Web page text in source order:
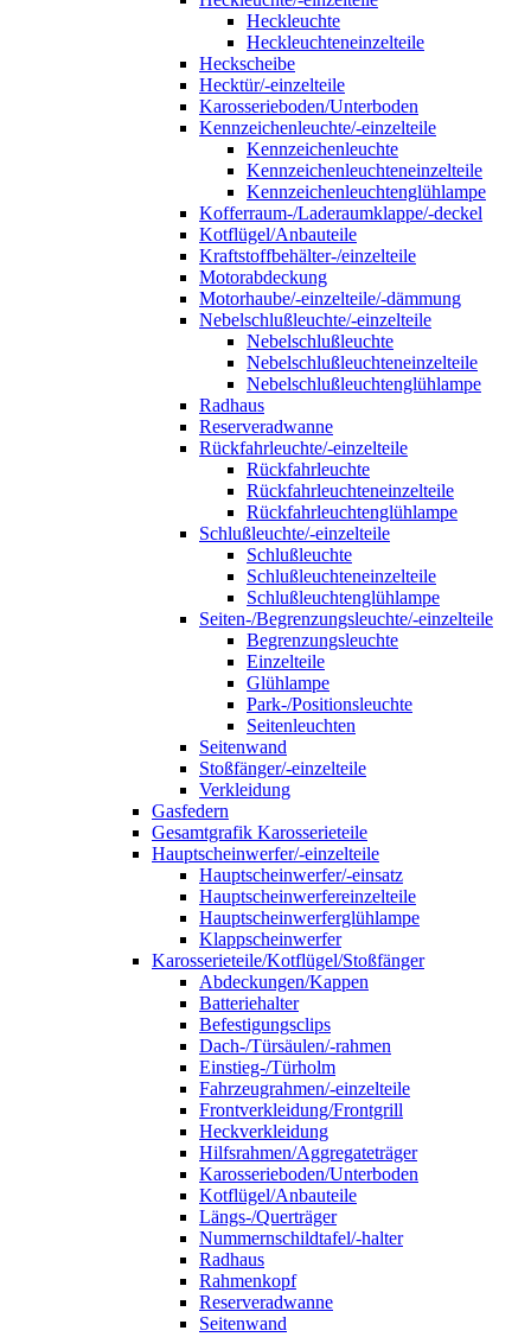
Heckleuchte
Heckleuchteneinzelteile
Heckscheibe
Hecktür/-einzelteile
Karosserieboden/Unterboden
Kennzeichenleuchte/-einzelteile
Kennzeichenleuchte
Kennzeichenleuchteneinzelteile
Kennzeichenleuchtenglühlampe
Kofferraum-/Laderaumklappe/-deckel
Kotflügel/Anbauteile
Kraftstoffbehälter-/einzelteile
Motorabdeckung
Motorhaube/-einzelteile/-dämmung
Nebelschlußleuchte/-einzelteile
Nebelschlußleuchte
Nebelschlußleuchteneinzelteile
Nebelschlußleuchtenglühlampe
Radhaus
Reserveradwanne
Rückfahrleuchte/-einzelteile
Rückfahrleuchte
Rückfahrleuchteneinzelteile
Rückfahrleuchtenglühlampe
Schlußleuchte/-einzelteile
Schlußleuchte
Schlußleuchteneinzelteile
Schlußleuchtenglühlampe
Seiten-/Begrenzungsleuchte/-einzelteile
Begrenzungsleuchte
Einzelteile
Glühlampe
Park-/Positionsleuchte
Seitenleuchten
Seitenwand
Stoßfänger/-einzelteile
Verkleidung
Gasfedern
Gesamtgrafik Karosserieteile
Hauptscheinwerfer/-einzelteile
Hauptscheinwerfer/-einsatz
Hauptscheinwerfereinzelteile
Hauptscheinwerferglühlampe
Klappscheinwerfer
Karosserieteile/Kotflügel/Stoßfänger
Abdeckungen/Kappen
Batteriehalter
Befestigungsclips
Dach-/Türsäulen/-rahmen
Einstieg-/Türholm
Fahrzeugrahmen/-einzelteile
Frontverkleidung/Frontgrill
Heckverkleidung
Hilfsrahmen/Aggregateträger
Karosserieboden/Unterboden
Kotflügel/Anbauteile
Längs-/Querträger
Nummernschildtafel/-halter
Radhaus
Rahmenkopf
Reserveradwanne
Seitenwand